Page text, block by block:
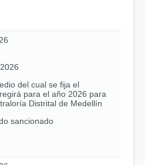
del cual se fija el
para el año 2026 para
Distrital de Medellín
sancionado